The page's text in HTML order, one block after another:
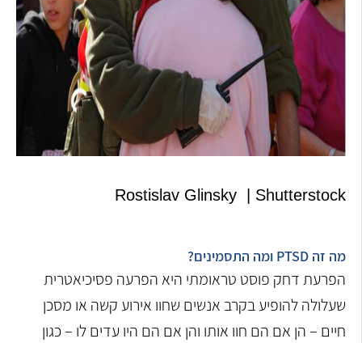
Rostislav Glinsky | Shutterstock
מה זה PTSD ומה התסמינים?
הפרעת דחק פוסט טראומתי היא הפרעה פסיכיאטרית
שעלולה להופיע בקרב אנשים שחוו אירוע קשה או מסכן
חיים – הן אם הם חוו אותו והן אם הם היו עדים לו – כגון